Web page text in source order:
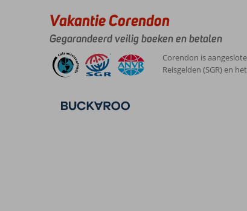
Vakantie Corendon
Gegarandeerd veilig boeken en betalen
Corendon is
Reisgelden (SGR) en